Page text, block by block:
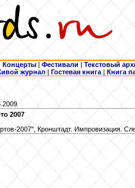
Концерты | Фестивали | Текстовый
журнал |Гостевая книга | Книга
2007
2007", Кронштадт. Импровизация.